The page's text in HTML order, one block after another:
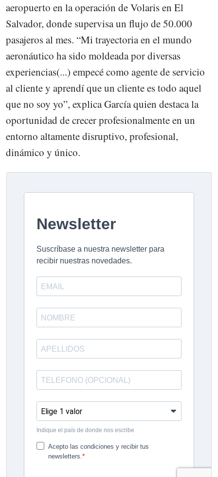
aeropuerto en la operación de Volaris en El
Salvador, donde supervisa un flujo de 50.000
pasajeros al mes. “Mi trayectoria en el mundo
aeronáutico ha sido moldeada por diversas
experiencias(...) empecé como agente de servicio
al cliente y aprendí que un cliente es todo aquel
que no soy yo”, explica García quien destaca la
oportunidad de crecer profesionalmente en un
entorno altamente disruptivo, profesional,
dinámico y único.